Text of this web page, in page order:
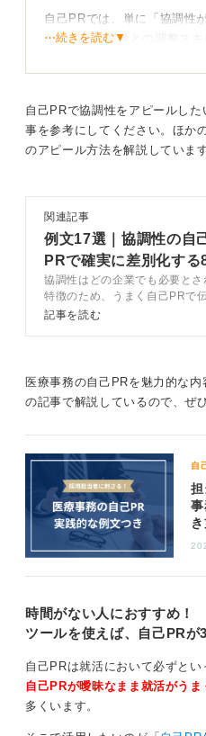
自己PRでは、単に「協調性
なく、「多職種との調整ス
40分を超え、患者の不満が
は、配薬フローを見直し、
ムを組み合わせる案を社員に
エピソードでは具体的な行
説得力UP！
そして、その結果として「
費用の調査もおこない、導入
待ち時間を25分に短縮し、
たの協調性が具体的に伝わ
といった事務処理能力を添え
しょう。
0
⋯続きを読む▼
自己PRで協調性をアピールし
事を参考にしてください。ほか
のアピール方法を解説しています
関連記事
例文17選｜協調性の自
PRで確実に差別化する
のコツ
協調性はどの企業でも必要とさ
特徴のため、うまく自己PRで
られれば高評価をもらえます。
する方法をキャリアコンサルタ
とともに解説します。
記事を読む
医療事務の自己PRを魅力的な
の記事で解説しているので、ぜ
自
時間がない人におすすめ！
ツールを使えば、自己PRが
自己PRは就活において必ずとい
自己PRが曖昧なまま就活がうま
多くいます。